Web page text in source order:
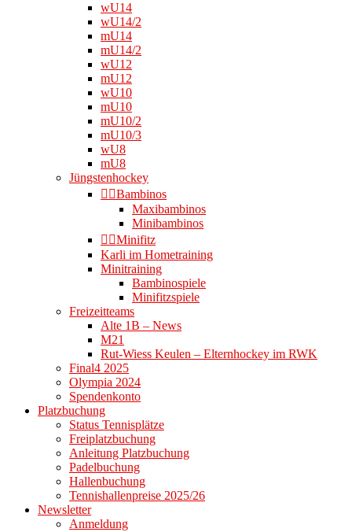
wU14
wU14/2
mU14
mU14/2
wU12
mU12
wU10
mU10
mU10/2
mU10/3
wU8
mU8
Jüngstenhockey
👉🏻Bambinos
Maxibambinos
Minibambinos
👉🏻Minifitz
Karli im Hometraining
Minitraining
Bambinospiele
Minifitzspiele
Freizeitteams
Alte 1B – News
M21
Rut-Wiess Keulen – Elternhockey im RWK
Final4 2025
Olympia 2024
Spendenkonto
Platzbuchung
Status Tennisplätze
Freiplatzbuchung
Anleitung Platzbuchung
Padelbuchung
Hallenbuchung
Tennishallenpreise 2025/26
Newsletter
Anmeldung